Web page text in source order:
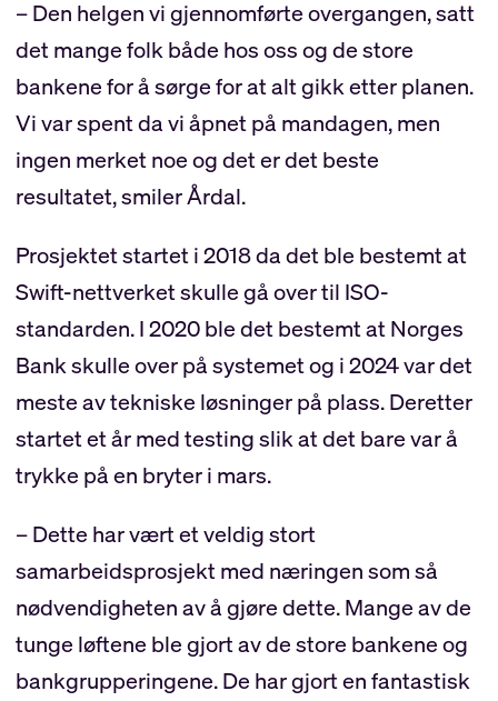
– Den helgen vi gjennomførte overgangen, satt
det mange folk både hos oss og de store
bankene for å sørge for at alt gikk etter planen.
Vi var spent da vi åpnet på mandagen, men
ingen merket noe og det er det beste
resultatet, smiler Årdal.
Prosjektet startet i 2018 da det ble bestemt at
Swift-nettverket skulle gå over til ISO-
standarden. I 2020 ble det bestemt at Norges
Bank skulle over på systemet og i 2024 var det
meste av tekniske løsninger på plass. Deretter
startet et år med testing slik at det bare var å
trykke på en bryter i mars.
– Dette har vært et veldig stort
samarbeidsprosjekt med næringen som så
nødvendigheten av å gjøre dette. Mange av de
tunge løftene ble gjort av de store bankene og
bankgrupperingene. De har gjort en fantastisk